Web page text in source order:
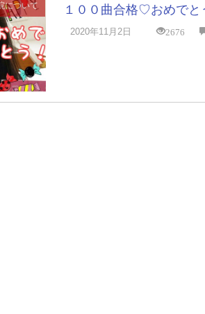
について １００曲合格♡おめでと
2020年11月2日 2676